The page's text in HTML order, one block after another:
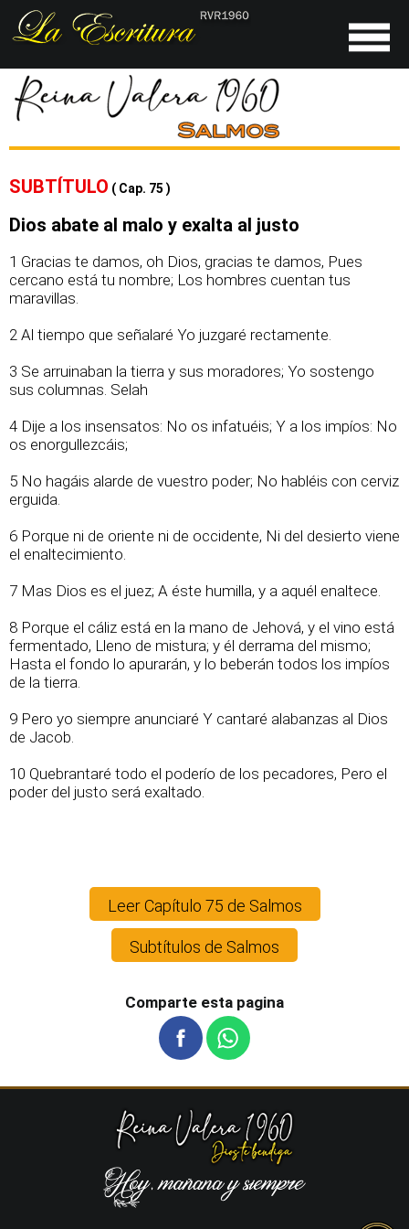
SUBTÍTULO ( Cap. 75 )
Dios abate al malo y exalta al justo
1 Gracias te damos, oh Dios, gracias te damos, Pues
cercano está tu nombre; Los hombres cuentan tus
maravillas.
2 Al tiempo que señalaré Yo juzgaré rectamente.
3 Se arruinaban la tierra y sus moradores; Yo sostengo
sus columnas. Selah
4 Dije a los insensatos: No os infatuéis; Y a los impíos: No
os enorgullezcáis;
5 No hagáis alarde de vuestro poder; No habléis con cerviz
erguida.
6 Porque ni de oriente ni de occidente, Ni del desierto viene
el enaltecimiento.
7 Mas Dios es el juez; A éste humilla, y a aquél enaltece.
8 Porque el cáliz está en la mano de Jehová, y el vino está
fermentado, Lleno de mistura; y él derrama del mismo;
Hasta el fondo lo apurarán, y lo beberán todos los impíos
de la tierra.
9 Pero yo siempre anunciaré Y cantaré alabanzas al Dios
de Jacob.
10 Quebrantaré todo el poderío de los pecadores, Pero el
poder del justo será exaltado.
Leer Capítulo 75 de Salmos
Subtítulos de Salmos
Comparte esta pagina